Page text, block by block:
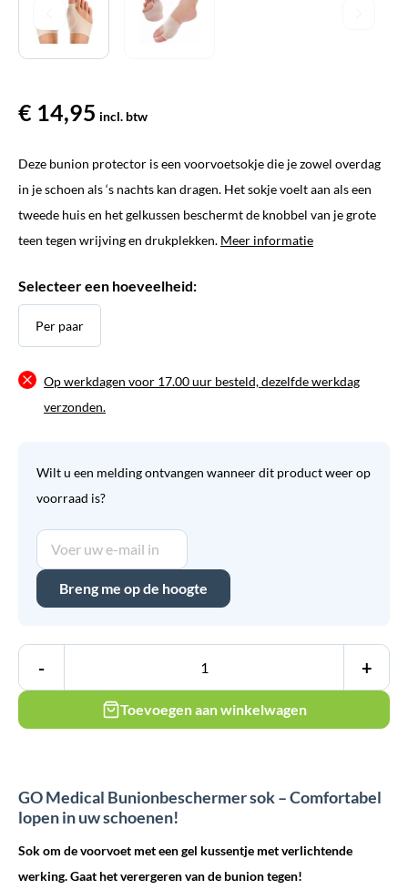
€ 14,95 incl. btw
Deze bunion protector is een voorvoetsokje die je zowel overdag
in je schoen als ‘s nachts kan dragen. Het sokje voelt aan als een
tweede huis en het gelkussen beschermt de knobbel van je grote
teen tegen wrijving en drukplekken. Meer informatie
Selecteer een hoeveelheid:
Per paar
Op werkdagen voor 17.00 uur besteld, dezelfde werkdag
verzonden.
Wilt u een melding ontvangen wanneer dit product weer op
voorraad is?
Breng me op de hoogte
- +
Toevoegen aan winkelwagen
GO Medical Bunionbeschermer sok – Comfortabel
lopen in uw schoenen!
Sok om de voorvoet met een gel kussentje met verlichtende
werking. Gaat het verergeren van de bunion tegen!